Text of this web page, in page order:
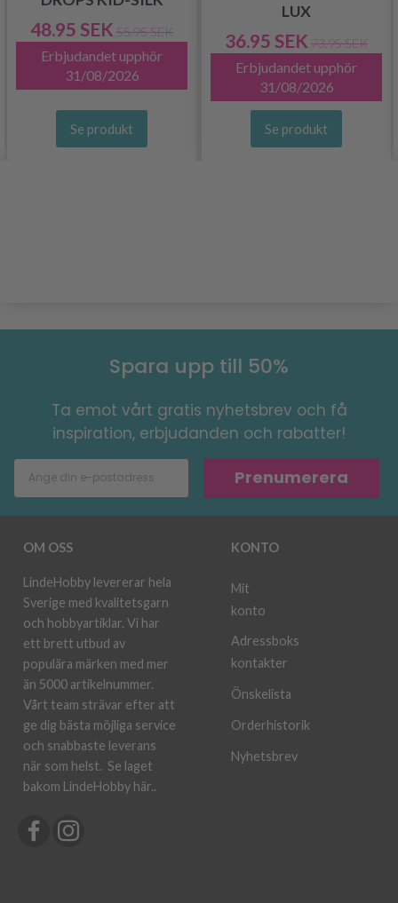
48.95 SEK 55.95 SEK
Erbjudandet upphör
31/08/2026
Se produkt
LUX
36.95 SEK 73.95 SEK
Erbjudandet upphör
31/08/2026
Se produkt
Spara upp till 50%
Ta emot vårt gratis nyhetsbrev och få
inspiration, erbjudanden och rabatter!
Prenumerera
OM OSS
LindeHobby levererar hela
Sverige med kvalitetsgarn
och hobbyartiklar. Vi har
ett brett utbud av
populära märken med mer
än 5000 artikelnummer.
Vårt team strävar efter att
ge dig bästa möjliga service
och snabbaste leverans
när som helst. Se laget
bakom LindeHobby här..
KONTO
Mit
konto
Adressboks
kontakter
Önskelista
Orderhistorik
Nyhetsbrev